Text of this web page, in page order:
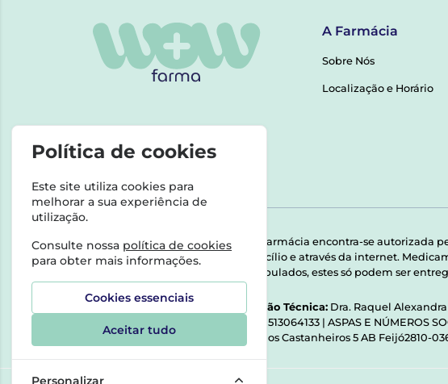
A Farmácia
Sobre Nós
Localização e Horário
Esta farmácia encontra-se autorizada
domicílio e através da internet.
Manipulados, estes só podem ser
Direção Técnica: Dra. Raquel
513064133 | ASPAS E NÚMEROS
Rua dos Castanheiros 5 AB Feijó2810-
Política de cookies
Este site utiliza cookies para
melhorar a sua experiência de
utilização.
Consulte nossa política de cookies
para obter mais informações.
Cookies essenciais
Aceitar tudo
Personalizar